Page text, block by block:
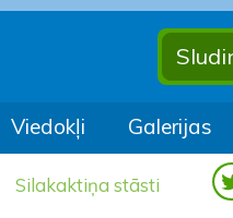
Viedokļi Galerijas
Silakaktiņa stāsti